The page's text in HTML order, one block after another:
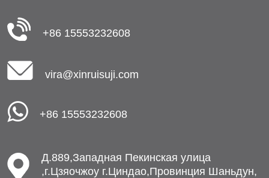
+86 15553232608
vira@xinruisuji.com
+86 15553232608
Д.889,Западная Пекинская улица
,г.Цзяочжоу г.Циндао,Провинция Шаньдун,